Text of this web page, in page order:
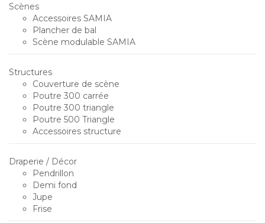
Scènes
Accessoires SAMIA
Plancher de bal
Scène modulable SAMIA
Structures
Couverture de scène
Poutre 300 carrée
Poutre 300 triangle
Poutre 500 Triangle
Accessoires structure
Draperie / Décor
Pendrillon
Demi fond
Jupe
Frise